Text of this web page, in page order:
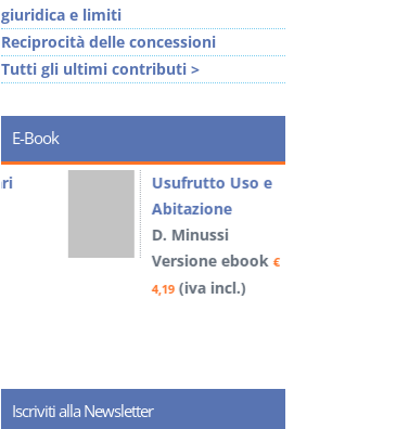
giuridica e limiti
Reciprocità delle concessioni
Tutti gli ultimi contributi >
E-Book
Usufrutto Uso e
Abitazione
D. Minussi
Versione ebook€
(iva incl.)
Iscriviti alla Newsletter